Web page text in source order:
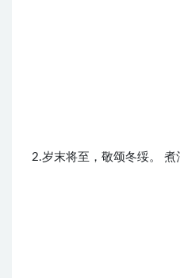
2.岁末将至，敬颂冬绥。 煮